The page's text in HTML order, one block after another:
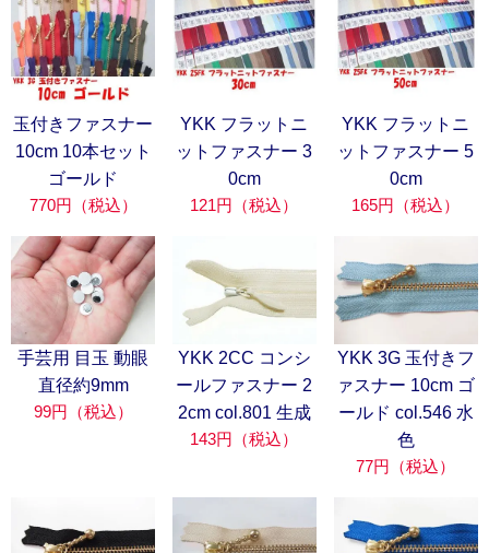
玉付きファスナー
10cm 10本セット
ゴールド
770円（税込）
YKK フラットニ
ットファスナー 3
0cm
121円（税込）
YKK フラットニ
ットファスナー 5
0cm
165円（税込）
手芸用 目玉 動眼
直径約9mm
99円（税込）
YKK 2CC コンシ
ールファスナー 2
2cm col.801 生成
143円（税込）
YKK 3G 玉付きフ
ァスナー 10cm ゴ
ールド col.546 水
色
77円（税込）